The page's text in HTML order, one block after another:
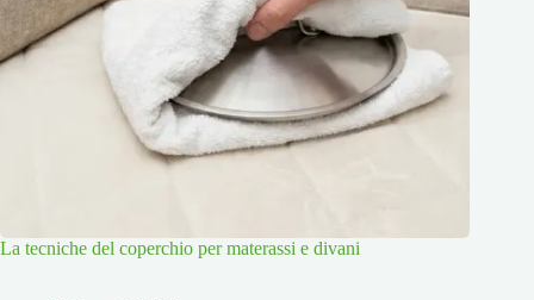
La tecniche del coperchio per materassi e divani